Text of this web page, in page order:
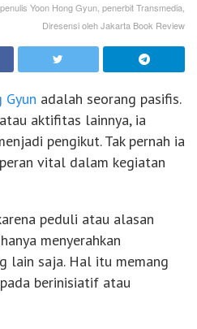
Yoon Hong Gyun, penerbit Transmedia,
Diresensi oleh Jakarta Book Review
Gyun adalah seorang pasifis.
aktifitas lainnya, ia
pengikut. Tak pernah ia
vital dalam kegiatan
peduli atau alasan
menyerahkan
lain saja. Hal itu memang
berinisiatif atau